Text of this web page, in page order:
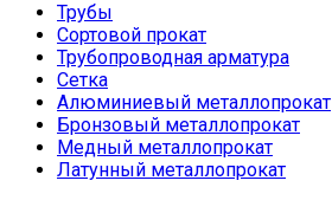
Трубы
Сортовой прокат
Трубопроводная арматура
Сетка
Алюминиевый металлопрокат
Бронзовый металлопрокат
Медный металлопрокат
Латунный металлопрокат